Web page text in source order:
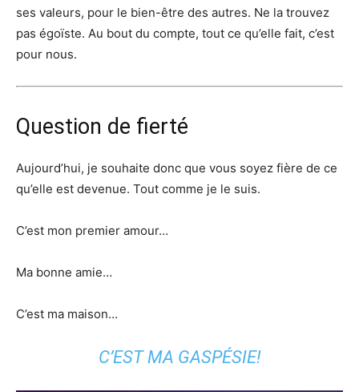
ses valeurs, pour le bien-être des autres. Ne la trouvez
pas égoïste. Au bout du compte, tout ce qu’elle fait, c’est
pour nous.
Question de fierté
Aujourd’hui, je souhaite donc que vous soyez fière de ce
qu’elle est devenue. Tout comme je le suis.
C’est mon premier amour…
Ma bonne amie…
C’est ma maison…
C’EST MA GASPÉSIE!